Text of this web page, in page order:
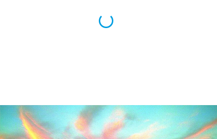
En
de que